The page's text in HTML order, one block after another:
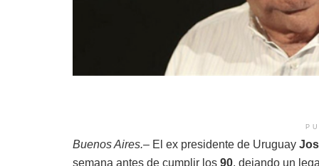
Buenos Aires.– El ex presidente de Uruguay
semana antes de cumplir los 90, dejando un